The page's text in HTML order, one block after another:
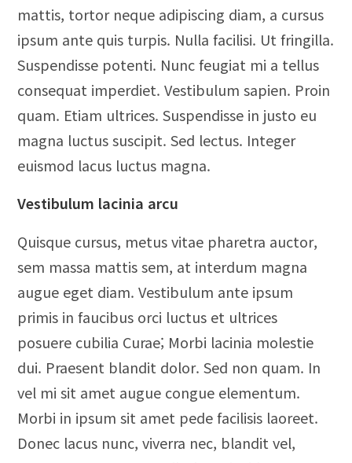
mattis, tortor neque adipiscing diam, a cursus
ipsum ante quis turpis. Nulla facilisi. Ut fringilla.
Suspendisse potenti. Nunc feugiat mi a tellus
consequat imperdiet. Vestibulum sapien. Proin
quam. Etiam ultrices. Suspendisse in justo eu
magna luctus suscipit. Sed lectus. Integer
euismod lacus luctus magna.
Vestibulum lacinia arcu
Quisque cursus, metus vitae pharetra auctor,
sem massa mattis sem, at interdum magna
augue eget diam. Vestibulum ante ipsum
primis in faucibus orci luctus et ultrices
posuere cubilia Curae; Morbi lacinia molestie
dui. Praesent blandit dolor. Sed non quam. In
vel mi sit amet augue congue elementum.
Morbi in ipsum sit amet pede facilisis laoreet.
Donec lacus nunc, viverra nec, blandit vel,